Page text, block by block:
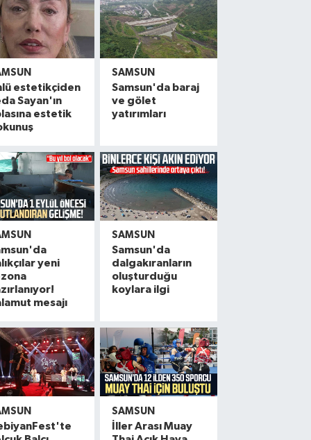
estetikçiden
Sayan'ın
estetik
SAMSUN
Samsun'da baraj
ve gölet
yatırımları
yeni
mesajı
SAMSUN
Samsun'da
dalgakıranların
oluşturduğu
koylara ilgi
SAMSUN
İller Arası Muay